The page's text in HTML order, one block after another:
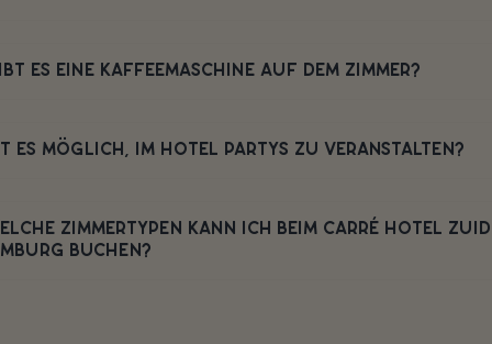
ES EINE KAFFEEMASCHINE AUF DEM ZIMMER?
ES MÖGLICH, IM HOTEL PARTYS ZU VERANSTALTEN?
ZIMMERTYPEN KANN ICH BEIM CARRÉ HOTEL
BUCHEN?